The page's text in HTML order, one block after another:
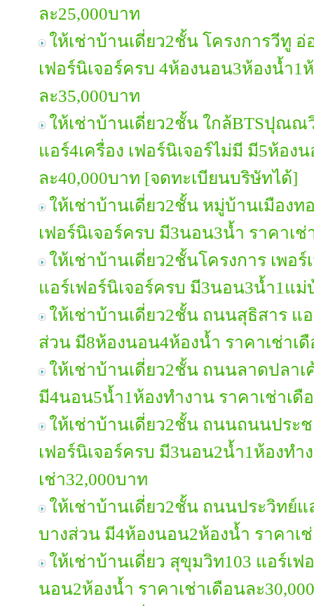
ละ25,000บาท
ให้เช่าบ้านเดี่ยว2ชั้น โครงการวีทู
เฟอร์นิเจอร์ครบ 4ห้องนอน3ห้องน้ำ1
ละ35,000บาท
ให้เช่าบ้านเดี่ยว2ชั้น ใกล้BTSปุณ
แอร์4เครื่อง เฟอร์นิเจอร์ไม่มี มี5ห้อง
ละ40,000บาท [จดทะเบียนบริษัทได้]
ให้เช่าบ้านเดี่ยว2ชั้น หมู่บ้านเมือง
เฟอร์นิเจอร์ครบ มี3นอน3น้ำ ราคาเช่
ให้เช่าบ้านเดี่ยว2ชั้นโครงการ เพอ
แอร์เฟอร์นิเจอร์ครบ มี3นอน3น้ำ1แม่
ให้เช่าบ้านเดี่ยว2ชั้น ถนนสุธิสาร แอ
ส่วน มี8ห้องนอน4ห้องน้ำ ราคาเช่าเ
ให้เช่าบ้านเดี่ยว2ชั้น ถนนลาดปลาเ
มี4นอน5น้ำ1ห้องทำงาน ราคาเช่าเดื
ให้เช่าบ้านเดี่ยว2ชั้น ถนนถนนประ
เฟอร์นิเจอร์ครบ มี3นอน2น้ำ1ห้องท
เช่า32,000บาท
ให้เช่าบ้านเดี่ยว2ชั้น ถนนประวิทย์แ
บางส่วน มี4ห้องนอน2ห้องน้ำ ราคาเ
ให้เช่าบ้านเดี่ยว สุขุมวิท103 แอร์เฟ
นอน2ห้องน้ำ ราคาเช่าเดือนละ